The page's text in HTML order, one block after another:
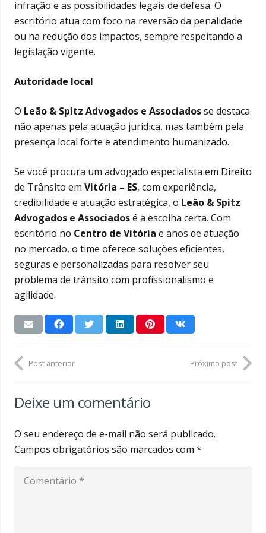
infração e as possibilidades legais de defesa. O
escritório atua com foco na reversão da penalidade
ou na redução dos impactos, sempre respeitando a
legislação vigente.
Autoridade local
O Leão & Spitz Advogados e Associadosse destaca
não apenas pela atuação jurídica, mas também pela
presença local forte e atendimento humanizado.
Se você procura um advogado especialista em Direito
de Trânsito em Vitória – ES, com experiência,
credibilidade e atuação estratégica, o Leão & Spitz
Advogados e Associadosé a escolha certa. Com
escritório no Centro de Vitória e anos de atuação
no mercado, o time oferece soluções eficientes,
seguras e personalizadas para resolver seu
problema de trânsito com profissionalismo e
agilidade.
Post anterior Próximo post
Deixe um comentário
O seu endereço de e-mail não será publicado.
Campos obrigatórios são marcados com *